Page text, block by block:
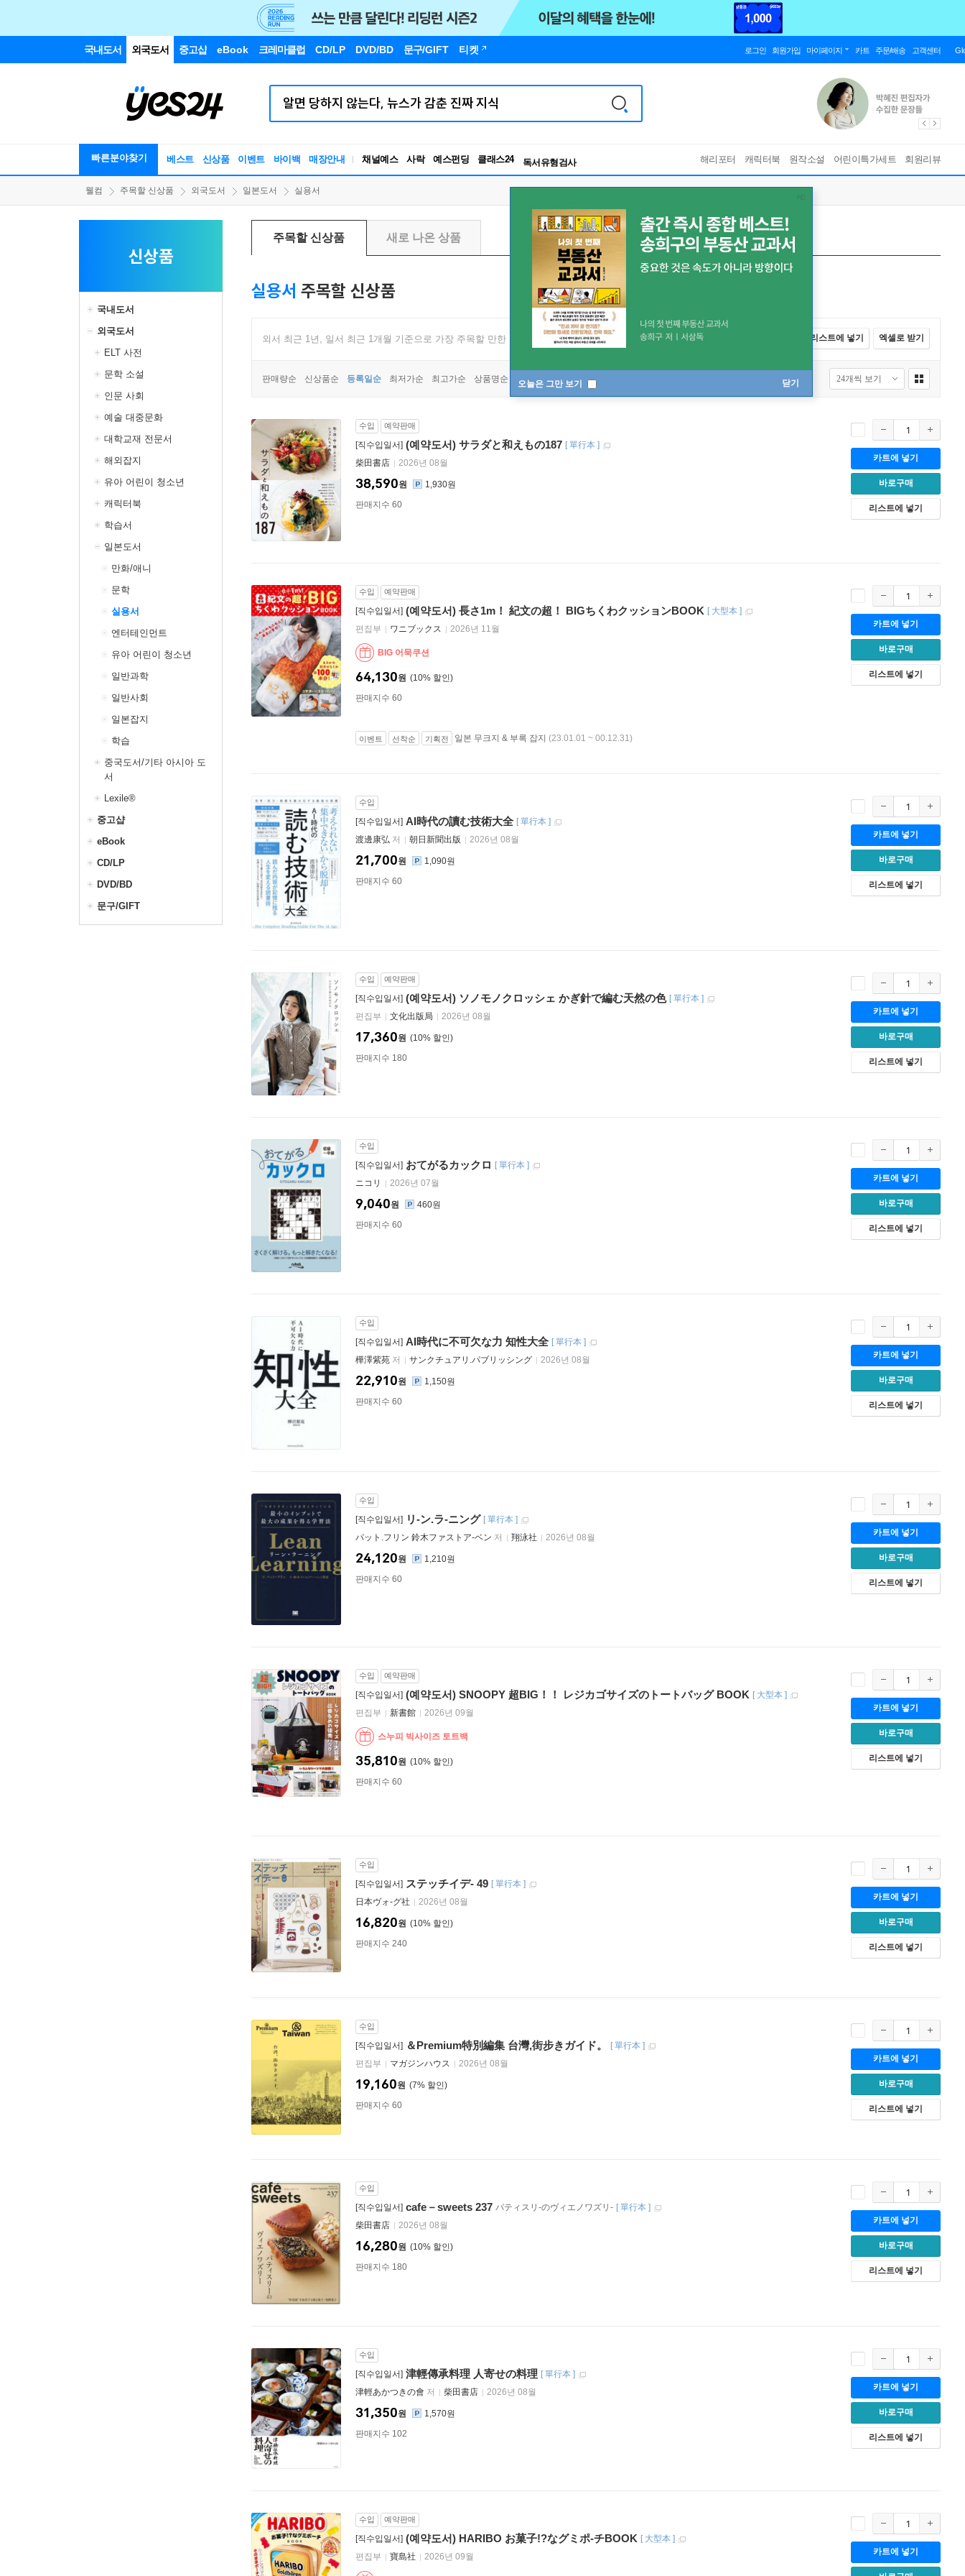
국내도서 외국도서 중고샵 eBook 크레마클럽 CD/LP DVD/BD 문구/GIFT 티켓 로그인 회원가입 마이페이지 카트 주문/배송 고객센터
빠른분야찾기 베스트 신상품 이벤트 바이백 매장안내 채널예스 사락 예스펀딩 클래스24
독서유형검사
해리포터 캐릭터북 원작소설 어린이특가세트 회원리뷰
오늘은 그만 보기 닫기
웰컴 주목할 신상품 외국도서 일본도서 실용서
신상품
국내도서
외국도서
ELT 사전
문학 소설
인문 사회
예술 대중문화
대학교재 전문서
해외잡지
유아 어린이 청소년
캐릭터북
학습서
일본도서
만화/애니
문학
실용서
엔터테인먼트
유아 어린이 청소년
일반과학
일반사회
일본잡지
학습
중국도서/기타 아시아 도
서
Lexile®
중고샵
eBook
CD/LP
DVD/BD
문구/GIFT
주목할 신상품 새로 나온 상품
실용서 주목할 신상품
외서 최근 1년, 일서 최근 1개월 기준으로 가장 주목할 만한 신상품이 집계됩니다. 전체선택 카트에 넣기 리스트에 넣기 엑셀로 받기
판매량순 신상품순 등록일순 최저가순 최고가순 상품명순
수입 예약판매
[직수입일서] (예약도서) サラダと和えもの187 [單行本 ]
柴田書店
2026년 08월
38,590원
1,930원
판매지수 60
카트에 넣기
바로구매
리스트에 넣기
수입 예약판매
[직수입일서] (예약도서) 長さ1m！ 紀文の超！ BIGちくわクッションBOOK [ 大型本 ]
편집부
ワニブックス 2026년 11월
BIG 어묵쿠션
10%
64,130원
판매지수 60
이벤트 선착순 기획전 일본 무크지 & 부록 잡지 (23.01.01 ~ 00.12.31)
카트에 넣기
바로구매
리스트에 넣기
수입
[직수입일서] AI時代の讀む技術大全 [單行本 ]
渡邊康弘 저 朝日新聞出版 2026년 08월
21,700원
1,090원
판매지수 60
카트에 넣기
바로구매
리스트에 넣기
수입 예약판매
[직수입일서] (예약도서) ソノモノクロッシェ かぎ針で編む天然の色 [單行本 ]
편집부
文化出版局 2026년 08월
10%
17,360원
판매지수 180
카트에 넣기
바로구매
리스트에 넣기
수입
[직수입일서] おてがるカックロ [單行本 ]
ニコリ
2026년 07월
9,040원
460원
판매지수 60
카트에 넣기
바로구매
리스트에 넣기
수입
[직수입일서] AI時代に不可欠な力 知性大全 [單行本 ]
樺澤紫苑 저 サンクチュアリ.パブリッシング 2026년 08월
22,910원
1,150원
판매지수 60
카트에 넣기
바로구매
리스트에 넣기
수입
[직수입일서] リ-ン.ラ-ニング [單行本 ]
パット.フリン 鈴木ファストア-ベン 저 翔泳社 2026년 08월
24,120원
1,210원
판매지수 60
카트에 넣기
바로구매
리스트에 넣기
수입 예약판매
[직수입일서] (예약도서) SNOOPY 超BIG！！ レジカゴサイズのトートバッグ BOOK [ 大型本 ]
편집부
新書館 2026년 09월
스누피 빅사이즈 토트백
10%
35,810원
판매지수 60
카트에 넣기
바로구매
리스트에 넣기
수입
[직수입일서] ステッチイデ- 49 [單行本 ]
日本ヴォ-グ社
2026년 08월
10%
16,820원
판매지수 240
카트에 넣기
바로구매
리스트에 넣기
수입
[직수입일서] ＆Premium特別編集 台灣,街步きガイド。 [單行本 ]
편집부
マガジンハウス 2026년 08월
7%
19,160원
판매지수 60
카트에 넣기
바로구매
리스트에 넣기
수입
[직수입일서] cafe－sweets 237 パティスリ-のヴィエノワズリ- [單行本 ]
柴田書店
2026년 08월
10%
16,280원
판매지수 180
카트에 넣기
바로구매
리스트에 넣기
수입
[직수입일서] 津輕傳承料理 人寄せの料理 [單行本 ]
津輕あかつきの會 저 柴田書店 2026년 08월
31,350원
1,570원
판매지수 102
카트에 넣기
바로구매
리스트에 넣기
수입 예약판매
[직수입일서] (예약도서) HARIBO お菓子!?なグミポ-チBOOK [ 大型本 ]
편집부
寶島社 2026년 09월 카트에 넣기